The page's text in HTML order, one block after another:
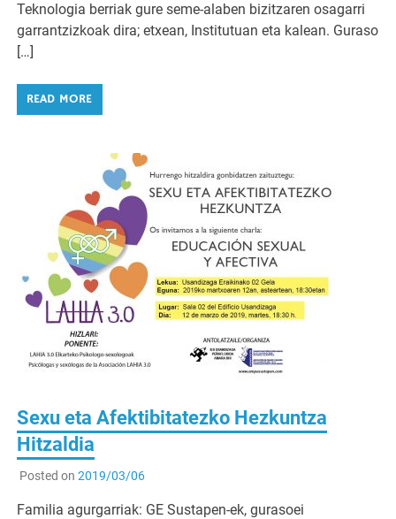
Teknologia berriak gure seme-alaben bizitzaren osagarri
garrantzizkoak dira; etxean, Institutuan eta kalean. Guraso
[…]
READ MORE
Sexu eta Afektibitatezko Hezkuntza
Hitzaldia
Posted on 2019/03/06
Familia agurgarriak: GE Sustapen-ek, gurasoei